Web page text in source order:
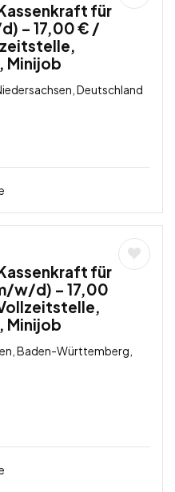
für
– 17,00 € /
Minijob
Deutschland
für
w/d) – 17,00
Minijob
Baden-Württemberg,